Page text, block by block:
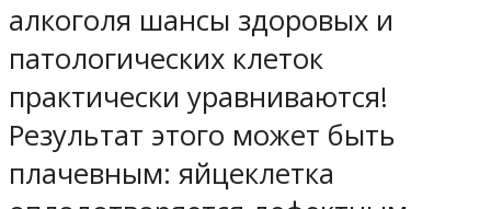
алкоголя шансы здоровых и
патологических клеток
практически уравниваются!
Результат этого может быть
плачевным: яйцеклетка